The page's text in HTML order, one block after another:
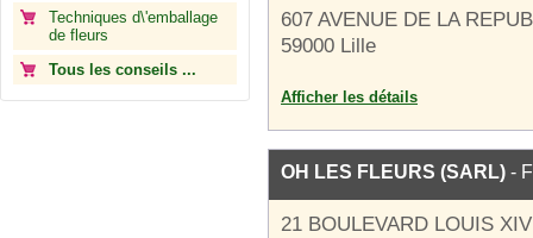
Techniques d\'emballage
de fleurs
Tous les conseils ...
607 AVENUE DE LA
59000 Lille
Afficher les détails
OH LES FLEURS (SARL) -
21 BOULEVARD LOUIS XIV